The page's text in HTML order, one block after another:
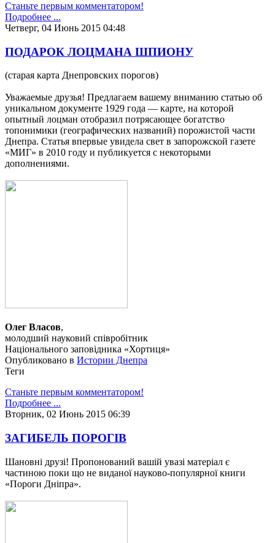
Станьте первым комментатором!
Подробнее ...
Четверг, 04 Июнь 2015 04:48
ПОДАРОК ЛОЦМАНА ШПИОНУ
(старая карта Днепровских порогов)
Уважаемые друзья! Предлагаем вашему вниманию статью об
уникальном документе 1929 года — карте, на которой
опытный лоцман отобразил потрясающее богатство
топонимики (географических названий) порожистой части
Днепра. Статья впервые увидела свет в запорожской газете
«МИГ» в 2010 году и публикуется с некоторыми
дополнениями.
Олег Власов,
молодший науковий співробітник
Національного заповідника «Хортиця»
Опубликовано в Истории Днепра
Теги
Станьте первым комментатором!
Подробнее ...
Вторник, 02 Июнь 2015 06:39
ЗАГИБЕЛЬ ПОРОГІВ
Шановні друзі! Пропонований вашій увазі матеріал є
частиною поки що не виданої науково-популярної книги
«Пороги Дніпра».